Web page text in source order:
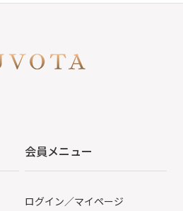
会員メニュー
ログイン／マイページ